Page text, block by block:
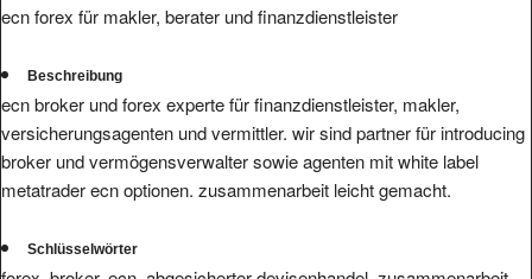
ecn forex für makler, berater und finanzdienstleister
Beschreibung
ecn broker und forex experte für finanzdienstleister, makler,
versicherungsagenten und vermittler. wir sind partner für introducing
broker und vermögensverwalter sowie agenten mit white label
metatrader ecn optionen. zusammenarbeit leicht gemacht.
Schlüsselwörter